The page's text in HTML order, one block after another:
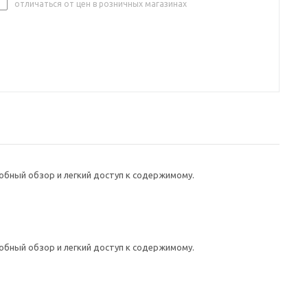
отличаться от цен в розничных магазинах
обзор и легкий доступ к содержимому.
обзор и легкий доступ к содержимому.